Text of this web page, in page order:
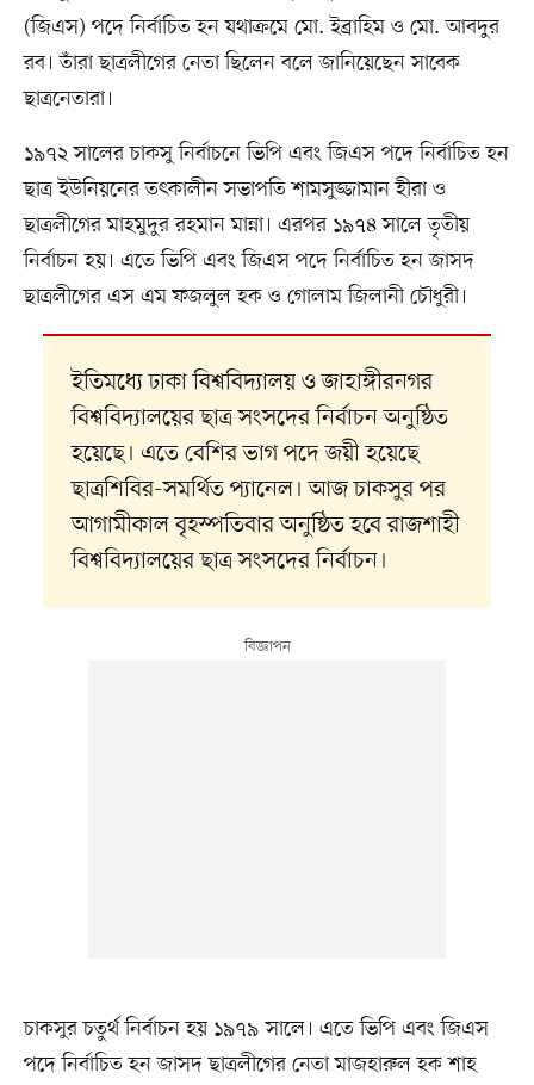
(জিএস) পদে নির্বাচিত হন যথাক্রমে মো. ইব্রাহিম ও মো. আবদুর
রব। তাঁরা ছাত্রলীগের নেতা ছিলেন বলে জানিয়েছেন সাবেক
ছাত্রনেতারা।
১৯৭২ সালের চাকসু নির্বাচনে ভিপি এবং জিএস পদে নির্বাচিত হন
ছাত্র ইউনিয়নের তৎকালীন সভাপতি শামসুজ্জামান হীরা ও
ছাত্রলীগের মাহমুদুর রহমান মান্না। এরপর ১৯৭৪ সালে তৃতীয়
নির্বাচন হয়। এতে ভিপি এবং জিএস পদে নির্বাচিত হন জাসদ
ছাত্রলীগের এস এম ফজলুল হক ও গোলাম জিলানী চৌধুরী।
ইতিমধ্যে ঢাকা বিশ্ববিদ্যালয় ও জাহাঙ্গীরনগর
বিশ্ববিদ্যালয়ের ছাত্র সংসদের নির্বাচন অনুষ্ঠিত
হয়েছে। এতে বেশির ভাগ পদে জয়ী হয়েছে
ছাত্রশিবির-সমর্থিত প্যানেল। আজ চাকসুর পর
আগামীকাল বৃহস্পতিবার অনুষ্ঠিত হবে রাজশাহী
বিশ্ববিদ্যালয়ের ছাত্র সংসদের নির্বাচন।
চাকসুর চতুর্থ নির্বাচন হয় ১৯৭৯ সালে। এতে ভিপি এবং জিএস
পদে নির্বাচিত হন জাসদ ছাত্রলীগের নেতা মাজহারুল হক শাহ